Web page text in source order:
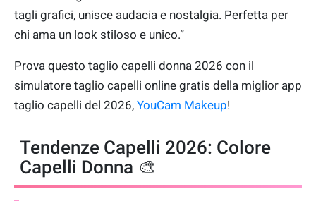
tagli grafici, unisce audacia e nostalgia. Perfetta per
chi ama un look stiloso e unico.”
Prova questo taglio capelli donna 2026 con il
simulatore taglio capelli online gratis della miglior app
taglio capelli del 2026, YouCam Makeup!
Tendenze Capelli 2026: Colore
Capelli Donna 🎨